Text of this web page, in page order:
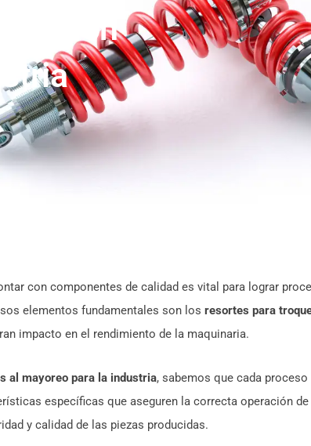
con componentes de calidad es vital para lograr
elementos fundamentales son los resortes para
impacto en el rendimiento de la maquinaria.
al mayoreo para la industria, sabemos que cada proceso
específicas que aseguren la correcta operación de
y calidad de las piezas producidas.